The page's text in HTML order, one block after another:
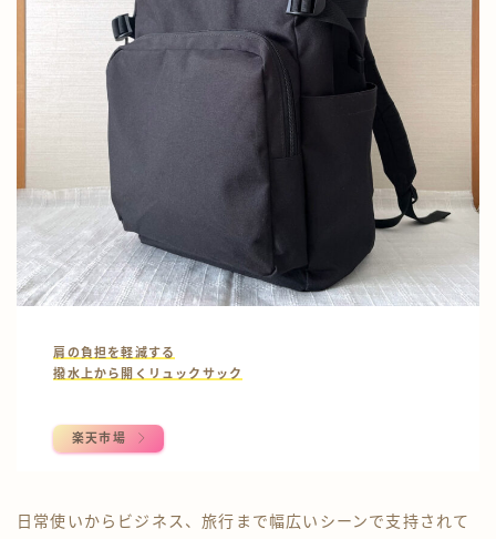
肩の負担を軽減する
撥水上から開くリュックサック
楽天市場
日常使いからビジネス、旅行まで幅広いシーンで支持されて